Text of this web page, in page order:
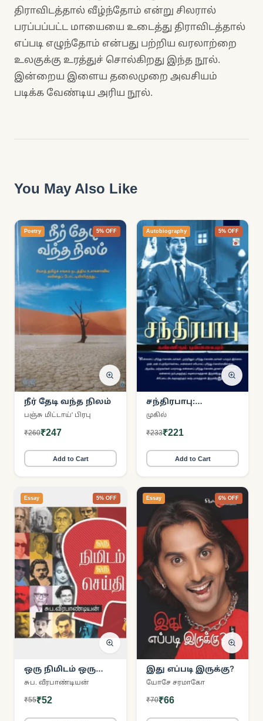
திராவிடத்தால் வீழ்ந்தோம் என்று சிலரால்
பரப்பப்பட்ட மாயையை உடைத்து திராவிடத்தால்
எப்படி எழுந்தோம் என்பது பற்றிய வரலாற்றை
உலகுக்கு உரத்துச் சொல்கிறது இந்த நூல்.
இன்றைய இளைய தலைமுறை அவசியம்
படிக்க வேண்டிய அரிய நூல்.
You May Also Like
Poetry 5% OFF
நீர் தேடி வந்த நிலம்
பஞ்சு மிட்டாய்' பிரபு
₹260₹247
Add to Cart
Autobiography 5% OFF
சந்திரபாபு:
கண்ணீரும்
முகில்
₹233₹221
Add to Cart
Essay 5% OFF
ஒரு நிமிடம் ஒரு
செய்தி
சுப. வீரபாண்டியன்
₹55₹52
Essay 6% OFF
இது எப்படி இருக்கு?
யோசே சரமாகோ
₹70₹66